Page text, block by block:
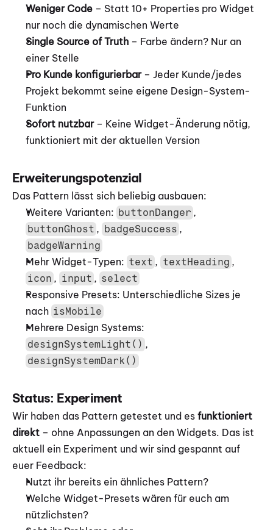
Weniger Code – Statt 10+ Properties pro Widget
nur noch die dynamischen Werte
Single Source of Truth – Farbe ändern? Nur an
einer Stelle
Pro Kunde konfigurierbar – Jeder Kunde/jedes
Projekt bekommt seine eigene Design-System-
Funktion
Sofort nutzbar – Keine Widget-Änderung nötig,
funktioniert mit der aktuellen Version
Erweiterungspotenzial
Das Pattern lässt sich beliebig ausbauen:
Weitere Varianten: buttonDanger
buttonGhost , badgeSuccess
badgeWarning
Mehr Widget-Typen: text , textHeading
icon , input , select
Responsive Presets: Unterschiedliche Sizes je
nach isMobile
designSystemLight()
designSystemDark()
Status: Experiment
Wir haben das Pattern getestet und es funktioniert
direkt – ohne Anpassungen an den Widgets. Das ist
aktuell ein Experiment und wir sind gespannt auf
euer Feedback:
Nutzt ihr bereits ein ähnliches Pattern?
Welche Widget-Presets wären für euch am
nützlichsten?